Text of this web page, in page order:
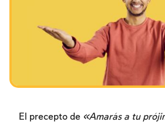
Los ayunos por la destrucción del
Janucá
El precepto de «Amarás a tu